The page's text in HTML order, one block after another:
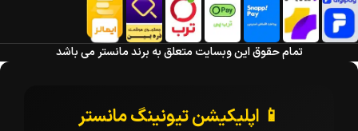
تمام حقوق این وبسایت متعلق به برند مانستر می باشد
📱 اپلیکیشن تیونینگ مانستر